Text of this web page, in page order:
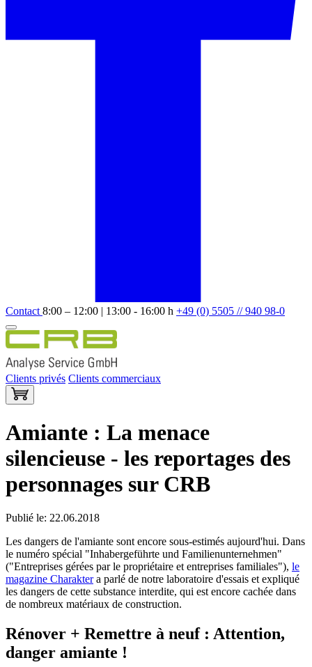
Contact 8:00 – 12:00 | 13:00 - 16:00 h +49 (0) 5505 // 940 98-0
Clients privés Clients commerciaux
Amiante : La menace
silencieuse - les reportages des
personnages sur CRB
Publié le: 22.06.2018
Les dangers de l'amiante sont encore sous-estimés aujourd'hui. Dans
le numéro spécial "Inhabergeführte und Familienunternehmen"
("Entreprises gérées par le propriétaire et entreprises familiales"), le
magazine Charaktera parlé de notre laboratoire d'essais et expliqué
les dangers de cette substance interdite, qui est encore cachée dans
de nombreux matériaux de construction.
Rénover + Remettre à neuf : Attention,
danger amiante !